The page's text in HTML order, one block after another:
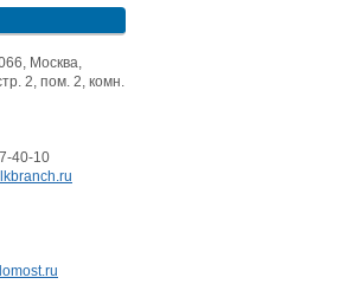
Москва,
2, пом. 2, комн.
40-10